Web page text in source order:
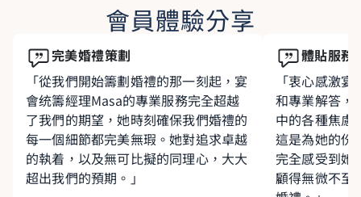
會員體驗分享
完美婚禮策劃
「從我們開始籌劃婚禮的那一刻起，宴
會统籌經理Masa的專業服務完全超越
了我們的期望，她時刻確保我們婚禮的
每一個細節都完美無瑕。她對追求卓越
的執着，以及無可比擬的同理心，大大
超出我們的預期。」
體貼服務
「衷心感激
和專業解答，
中的各種焦慮
這是為她的份
完全感受到她
顧得無微不至